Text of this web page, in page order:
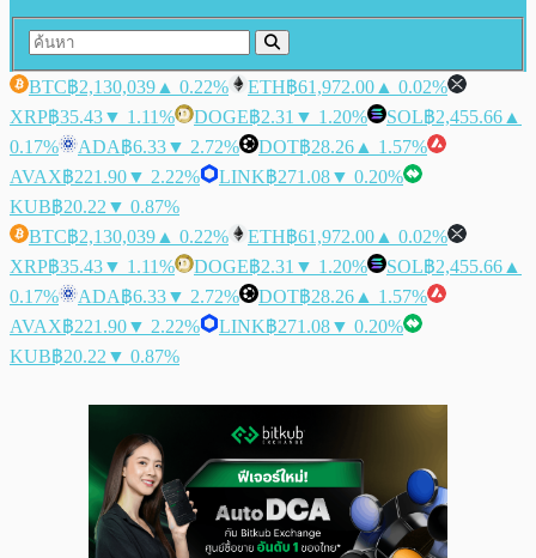
BTC฿2,130,039 ▲ 0.22% ETH฿61,972.00 ▲ 0.02%
XRP฿35.43▼ 1.11% DOGE฿2.31 ▼ 1.20% SOL฿2,455.66 ▲
0.17%
ADA฿6.33▼ 2.72% DOT฿28.26 ▲ 1.57%
AVAX฿221.90▼ 2.22% LINK฿271.08▼ 0.20%
KUB฿20.22 ▼ 0.87%
BTC฿2,130,039 ▲ 0.22% ETH฿61,972.00 ▲ 0.02%
XRP฿35.43▼ 1.11% DOGE฿2.31 ▼ 1.20% SOL฿2,455.66 ▲
0.17%
ADA฿6.33▼ 2.72% DOT฿28.26 ▲ 1.57%
AVAX฿221.90▼ 2.22% LINK฿271.08▼ 0.20%
KUB฿20.22 ▼ 0.87%